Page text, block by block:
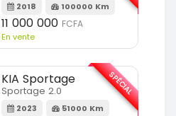
2018 100000 Km
11 000 000 FCFA
En vente
KIA Sportage
Sportage 2.0
2023 51000 Km
SPÉCIAL